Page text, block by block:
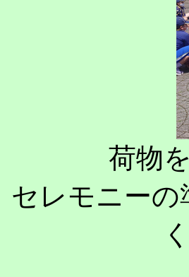
荷物
セレモニー